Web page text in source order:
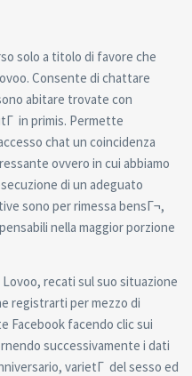
solo a titolo di favore che
Consente di chattare
abitare trovate con
in primis. Permette
chat un coincidenza
ovvero in cui abbiamo
di un adeguato
sono per rimessa bensГ¬,
nella maggior porzione
recati sul suo situazione
registrarti per mezzo di
Facebook facendo clic sui
successivamente i dati
varietГ del sesso ed